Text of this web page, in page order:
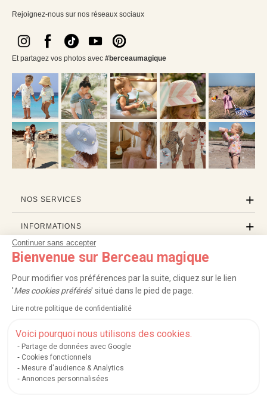
Continuer sans accepter
Bienvenue sur Berceau magique
Pour modifier vos préférences par la suite, cliquez sur le lien
'Mes cookies préférés' situé dans le pied de page.
Lire notre politique de confidentialité
Voici pourquoi nous utilisons des cookies.
Partage de données avec Google
Cookies fonctionnels
Mesure d'audience & Analytics
Annonces personnalisées
Rejoignez-nous sur nos réseaux sociaux
Et partagez vos photos avec #berceaumagique
NOS SERVICES
INFORMATIONS
À PROPOS
PROFESSIONNELS
LISTES CADEAUX
Carte cadeau| Retour 100 jours Moyens de paiement
Service après-vente | |
Mentions légales et crédits Conditions générales de ventes